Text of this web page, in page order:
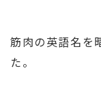
筋肉の英語名を
た。